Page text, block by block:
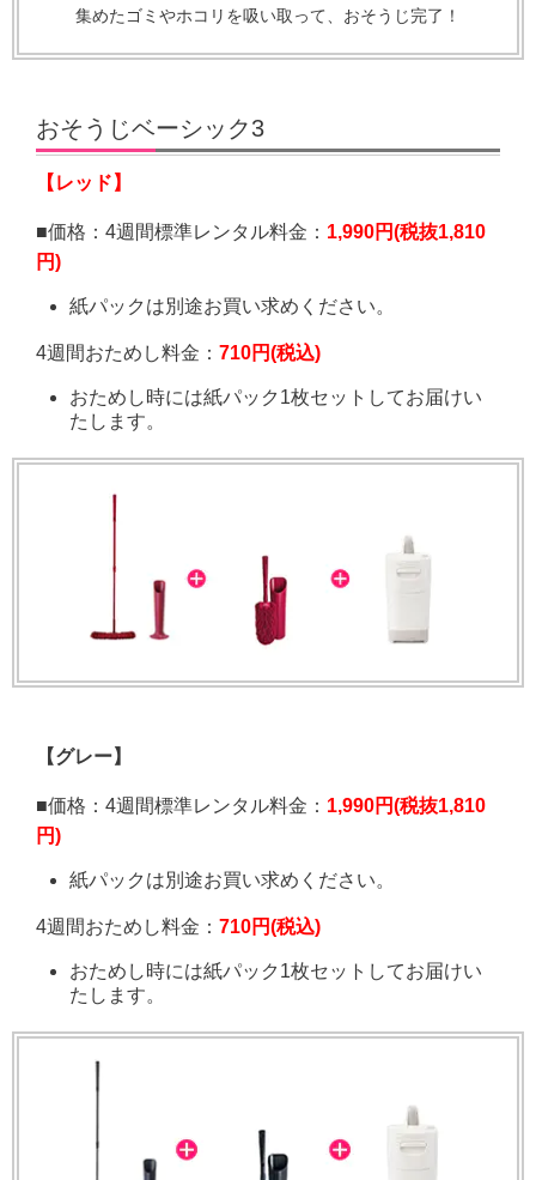
集めたゴミやホコリを吸い取って、おそうじ完了！
おそうじベーシック3
【レッド】
■価格： 4週間標準レンタル料金： 1,990円(税抜1,810
円)
紙パックは別途お買い求めください。
4週間おためし料金： 710円(税込)
おためし時には紙パック1枚セットしてお届けい
たします。
【グレー】
■価格： 4週間標準レンタル料金： 1,990円(税抜1,810
円)
紙パックは別途お買い求めください。
4週間おためし料金： 710円(税込)
おためし時には紙パック1枚セットしてお届けい
たします。